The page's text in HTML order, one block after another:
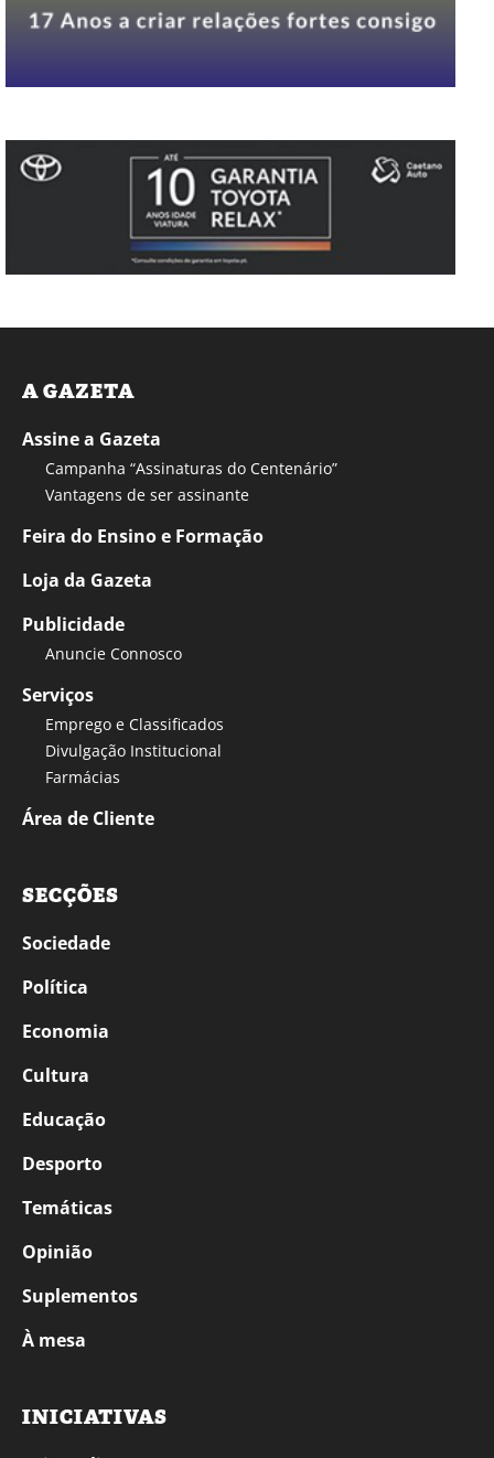
A GAZETA
Assine a Gazeta
Campanha “Assinaturas do Centenário”
Vantagens de ser assinante
Feira do Ensino e Formação
Loja da Gazeta
Publicidade
Anuncie Connosco
Serviços
Emprego e Classificados
Divulgação Institucional
Farmácias
Área de Cliente
SECÇÕES
Sociedade
Política
Economia
Cultura
Educação
Desporto
Temáticas
Opinião
Suplementos
À mesa
INICIATIVAS